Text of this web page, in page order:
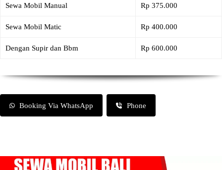
Sewa Mobil Manual Rp 375.000
Sewa Mobil Matic Rp 400.000
Dengan Supir dan Bbm Rp 600.000
Booking Via WhatsApp Phone